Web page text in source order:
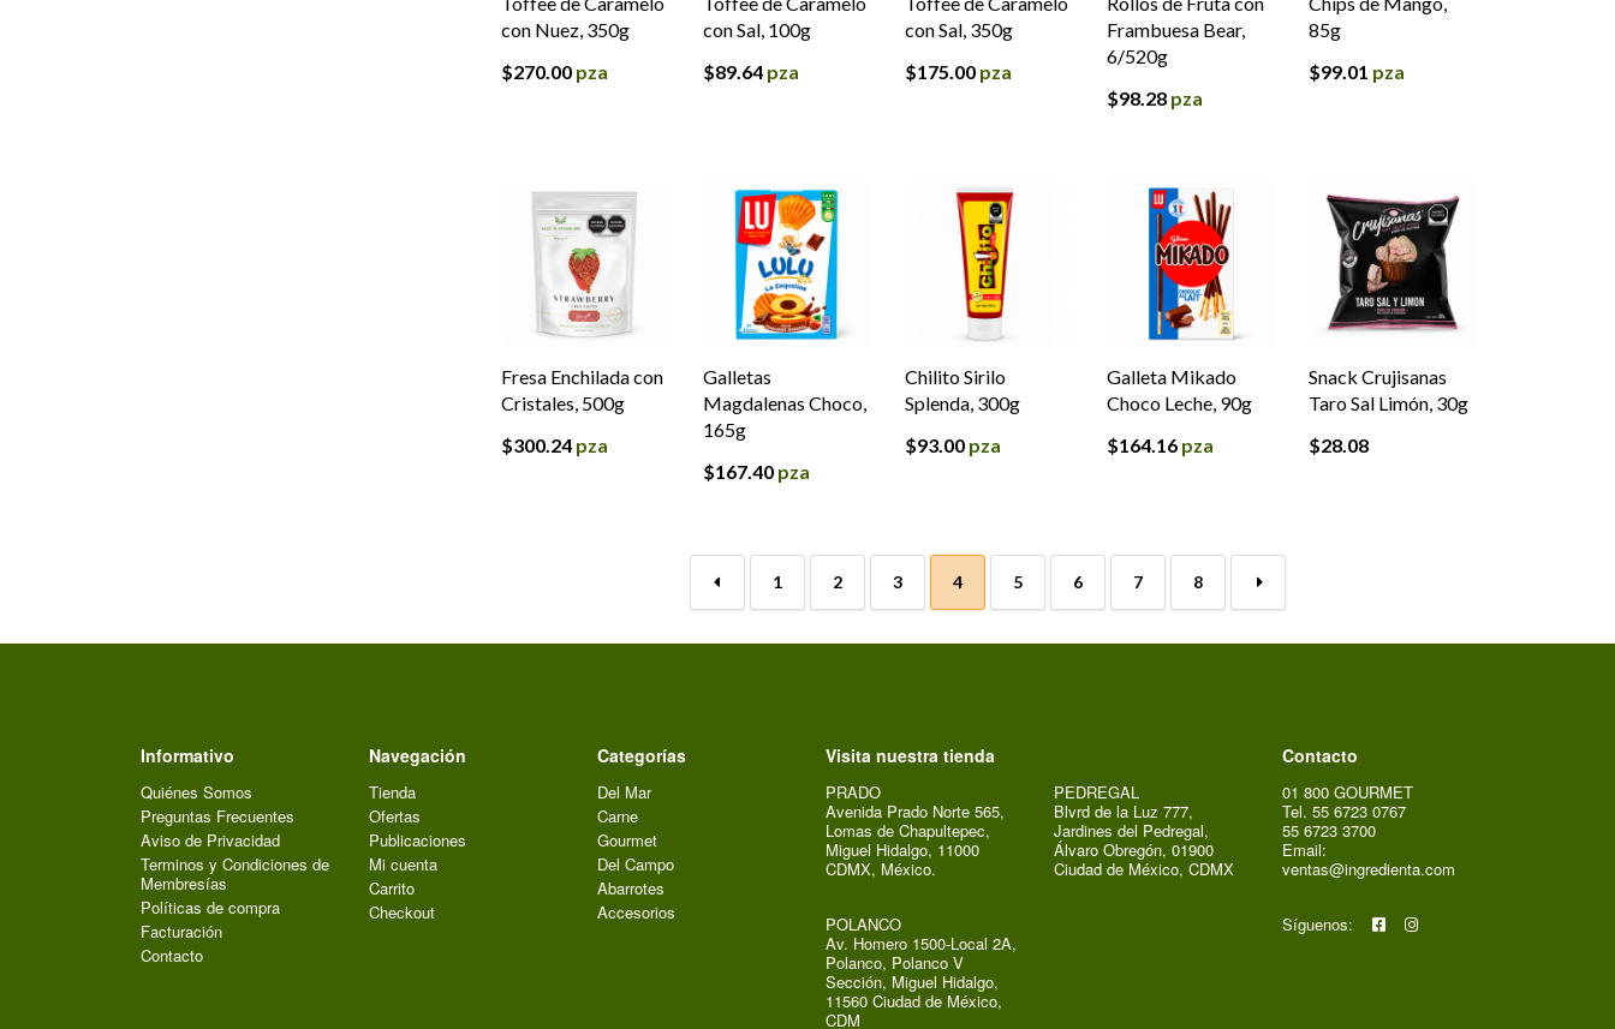
con Nuez, 350g
$270.00 pza
con Sal, 100g
$89.64 pza
con Sal, 350g
$175.00 pza
Frambuesa Bear,
6/520g
$98.28 pza
85g
$99.01 pza
Fresa Enchilada con
Cristales, 500g
$300.24 pza
Galletas
Magdalenas Choco,
165g
$167.40 pza
Chilito Sirilo
Splenda, 300g
$93.00 pza
Galleta Mikado
Choco Leche, 90g
$164.16 pza
Snack Crujisanas
Taro Sal Limón, 30g
$28.08
← 1 2 3 4 5 6 7 8 →
Informativo
Quiénes Somos
Preguntas Frecuentes
Aviso de Privacidad
Terminos y Condiciones de
Membresías
Políticas de compra
Facturación
Contacto
Navegación
Tienda
Ofertas
Publicaciones
Mi cuenta
Carrito
Checkout
Categorías
Del Mar
Carne
Gourmet
Del Campo
Abarrotes
Accesorios
Visita nuestra tienda
PRADO
Avenida Prado Norte 565,
Lomas de Chapultepec,
Miguel Hidalgo, 11000
CDMX, México.
POLANCO
Av. Homero 1500-Local 2A,
Polanco, Polanco V
Sección, Miguel Hidalgo,
11560 Ciudad de México,
CDM
PEDREGAL
Blvrd de la Luz 777,
Jardines del Pedregal,
Álvaro Obregón, 01900
Ciudad de México, CDMX
Contacto
01 800 GOURMET
Tel. 55 6723 0767
55 6723 3700
Email:
ventas@ingredienta.com
Síguenos: